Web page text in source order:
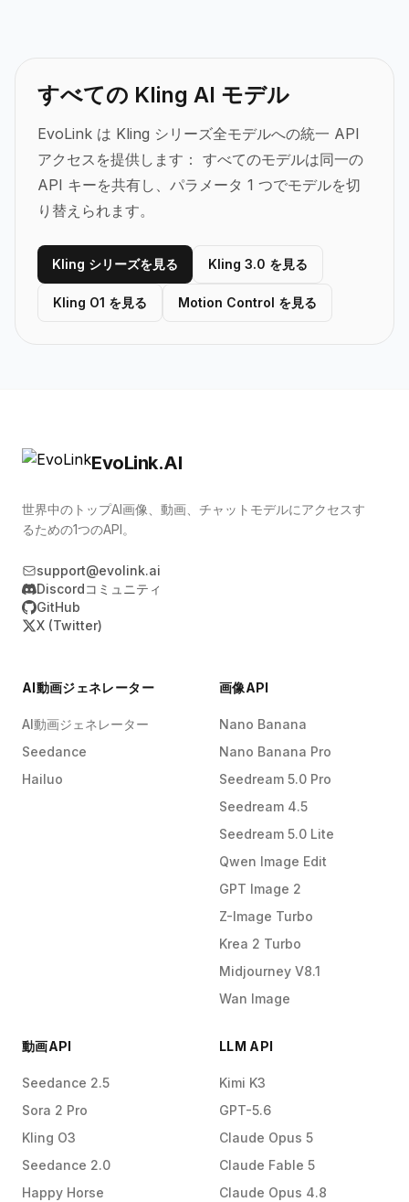
すべての Kling AI モデル
EvoLink は Kling シリーズ全モデルへの統一 API
アクセスを提供します： すべてのモデルは同一の
API キーを共有し、パラメータ 1 つでモデルを切
り替えられます。
Kling シリーズを見る Kling 3.0 を見る
Kling O1 を見る Motion Control を見る
EvoLink.AI
世界中のトップAI画像、動画、チャットモデルにアクセスす
るための1つのAPI。
support@evolink.ai
Discordコミュニティ
GitHub
X (Twitter)
AI動画ジェネレーター
AI動画ジェネレーター
Seedance
Hailuo
画像API
Nano Banana
Nano Banana Pro
Seedream 5.0 Pro
Seedream 4.5
Seedream 5.0 Lite
Qwen Image Edit
GPT Image 2
Z-Image Turbo
Krea 2 Turbo
Midjourney V8.1
Wan Image
動画API
Seedance 2.5
Sora 2 Pro
Kling O3
Seedance 2.0
Happy Horse
LLM API
Kimi K3
GPT-5.6
Claude Opus 5
Claude Fable 5
Claude Opus 4.8